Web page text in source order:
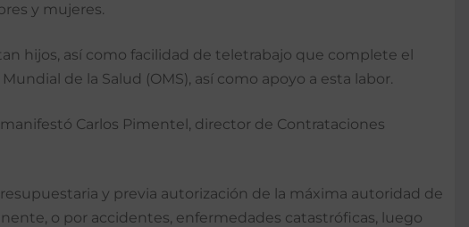
y mujeres.
hijos, así como facilidad de teletrabajo que complete el
de la Salud (OMS), así como apoyo a esta labor.
Carlos Pimentel, director de Contrataciones
y previa autorización de la máxima autoridad de
o por accidentes, enfermedades catastróficas, luego